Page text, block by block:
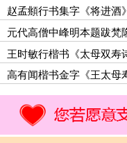
赵孟頫行书集字《将进酒》
元代高僧中峰明本题跋梵
王时敏行楷书《太母双寿
高有闻楷书金字《王太母